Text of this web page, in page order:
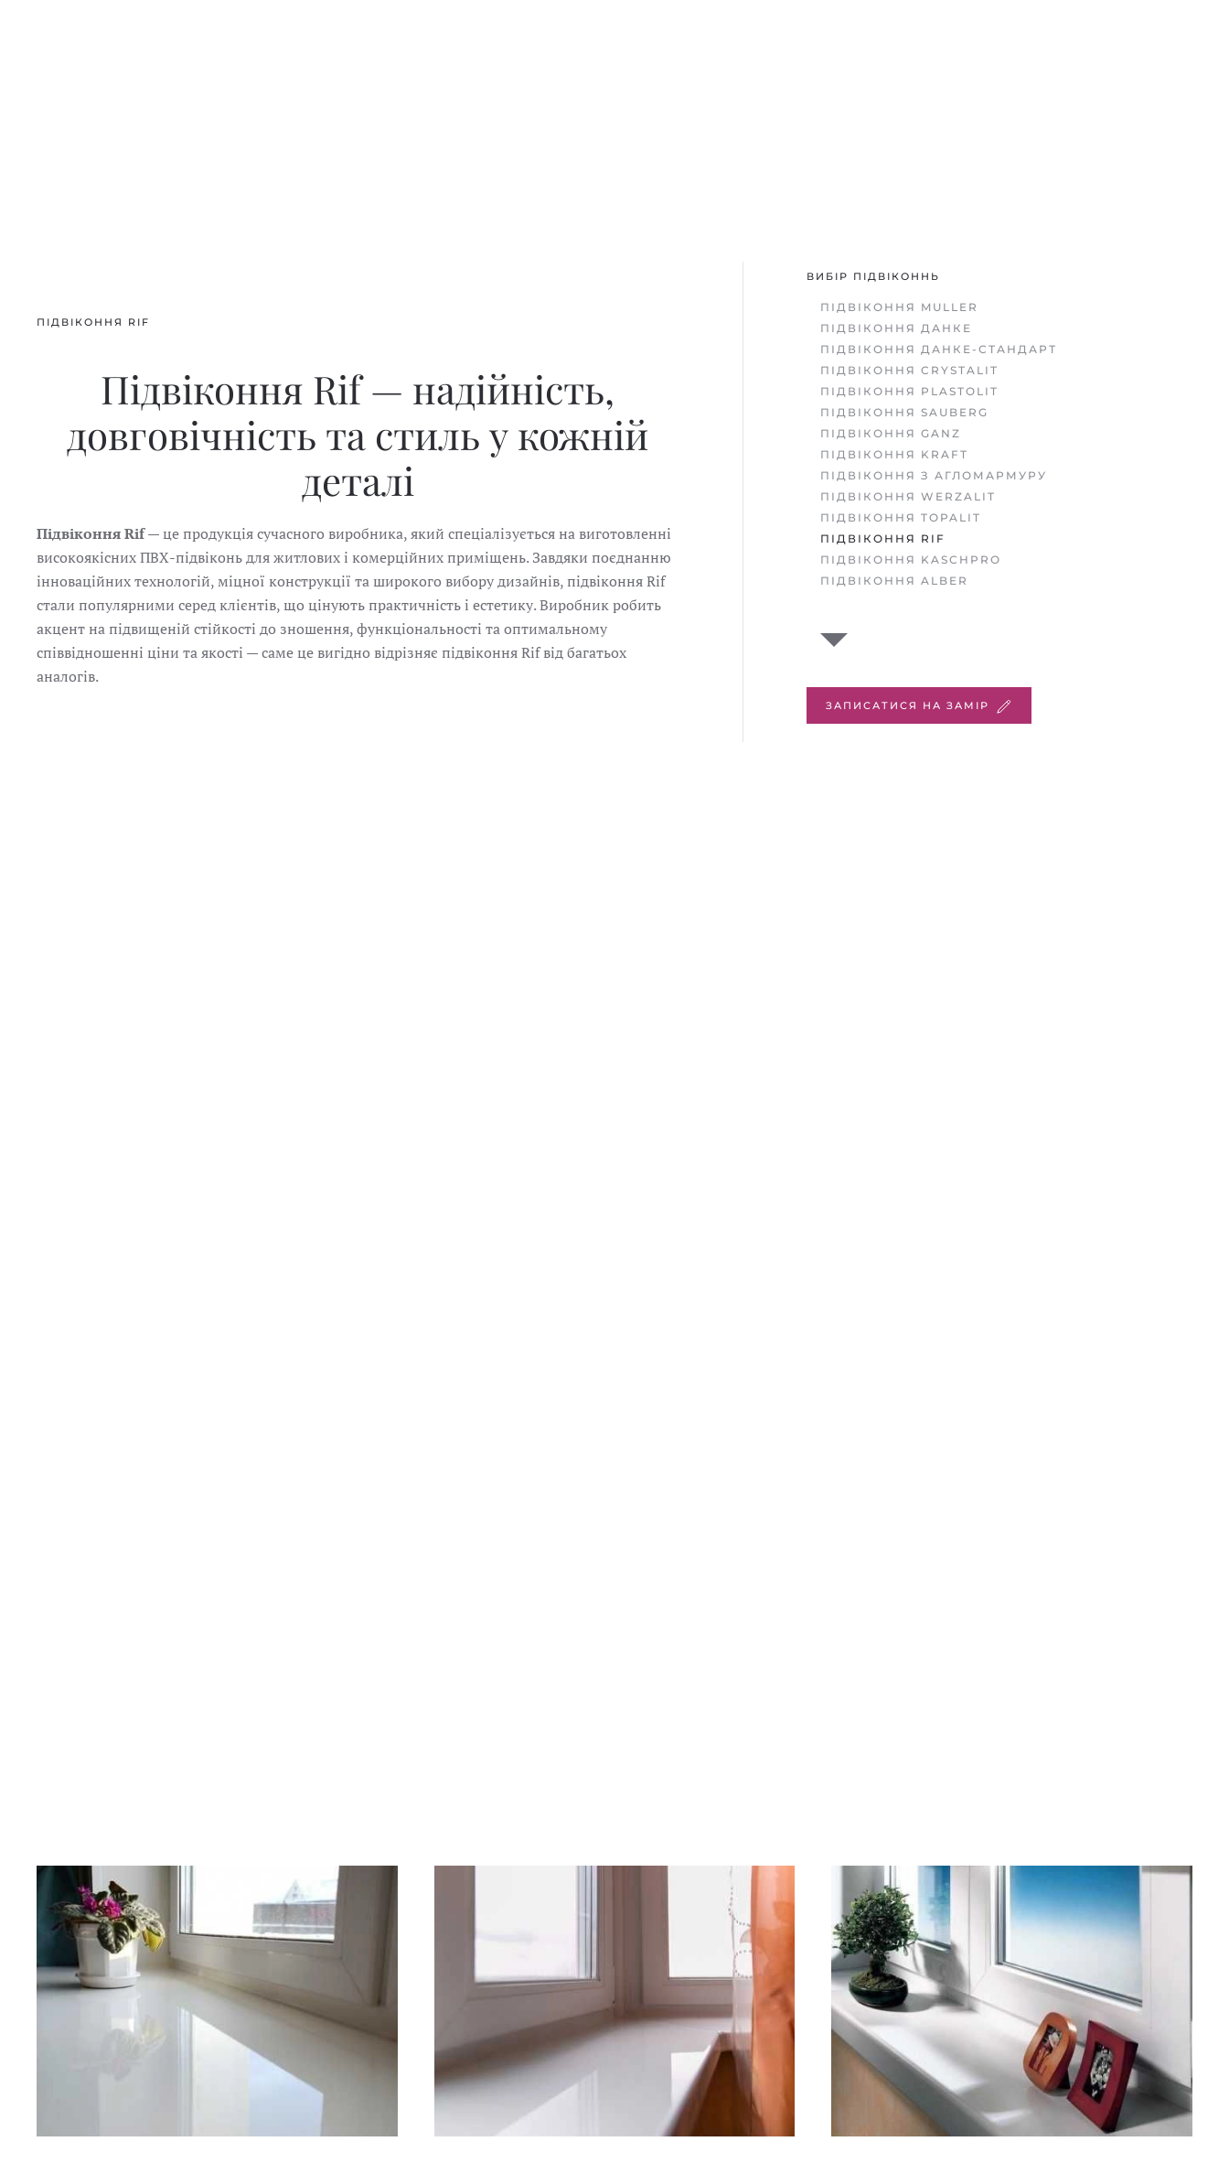
ПІДВІКОННЯ RIF
Підвіконня Rif — надійність,
довговічність та стиль у кожній
деталі
Підвіконня Rif— це продукція сучасного виробника, який спеціалізується на виготовленні
високоякісних ПВХ-підвіконь для житлових і комерційних приміщень. Завдяки поєднанню
інноваційних технологій, міцної конструкції та широкого вибору дизайнів, підвіконня Rif
стали популярними серед клієнтів, що цінують практичність і естетику. Виробник робить
акцент на підвищеній стійкості до зношення, функціональності та оптимальному
співвідношенні ціни та якості — саме це вигідно відрізняє підвіконня Rif від багатьох
аналогів.
ВИБІР ПІДВІКОННЬ
ПІДВІКОННЯ MULLER
ПІДВІКОННЯ ДАНКЕ
ПІДВІКОННЯ ДАНКЕ-СТАНДАРТ
ПІДВІКОННЯ CRYSTALIT
ПІДВІКОННЯ PLASTOLIT
ПІДВІКОННЯ SAUBERG
ПІДВІКОННЯ GANZ
ПІДВІКОННЯ KRAFT
ПІДВІКОННЯ З АГЛОМАРМУРУ
ПІДВІКОННЯ WERZALIT
ПІДВІКОННЯ TOPALIT
ПІДВІКОННЯ RIF
ПІДВІКОННЯ KASCHPRO
ПІДВІКОННЯ ALBER
ЗАПИСАТИСЯ НА ЗАМІР